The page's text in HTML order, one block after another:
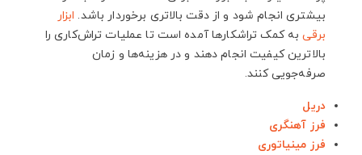
بیشتری انجام شود و از دقت بالاتری برخوردار باشد. ابزار
برقیبه کمک تراشکارها آمده است تا عملیات تراش‌کاری را
بالاترین کیفیت انجام دهند و در هزینه‌ها و زمان
صرفه‌جویی کنند.
دریل
فرز آهنگری
فرز مینیاتوری